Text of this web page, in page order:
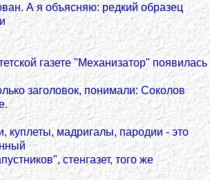
А я объясняю: редкий образец
газете "Механизатор" появилась
заголовок, понимали: Соколов
куплеты, мадригалы, пародии - это
стенгазет, того же